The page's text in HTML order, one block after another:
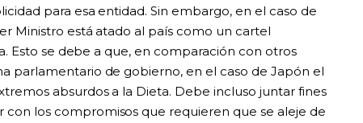
para esa entidad. Sin embargo, en el caso de
Ministro está atado al país como un cartel
Esto se debe a que, en comparación con otros
parlamentario de gobierno, en el caso de Japón el
absurdos a la Dieta. Debe incluso juntar fines
los compromisos que requieren que se aleje de